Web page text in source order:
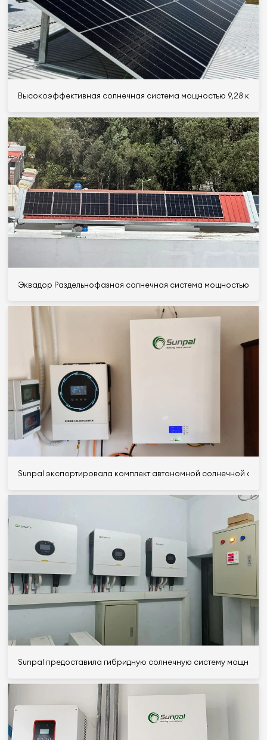
Высокоэффективная солнечная система мощностью 9,28 кВт
Эквадор Раздельнофазная солнечная система мощностью 10
Sunpal экспортировала комплект автономной солнечной
Sunpal предоставила гибридную солнечную систему